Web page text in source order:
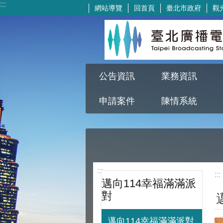
跳到主要內容區塊
::: 網站導覽 回首頁 臺北市政府 觀
公告資訊 業務資訊
申請案件 陳情系統
:::
邁向114幸福滿滿派
對
:::